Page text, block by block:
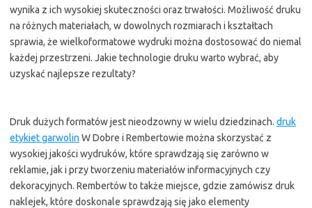
wynika z ich wysokiej skuteczności oraz trwałości. Możliwość druku
na różnych materiałach, w dowolnych rozmiarach i kształtach
sprawia, że wielkoformatowe wydruki można dostosować do niemal
każdej przestrzeni. Jakie technologie druku warto wybrać, aby
uzyskać najlepsze rezultaty?
Druk dużych formatów jest nieodzowny w wielu dziedzinach. druk
etykiet garwolin W Dobre i Rembertowie można skorzystać z
wysokiej jakości wydruków, które sprawdzają się zarówno w
reklamie, jak i przy tworzeniu materiałów informacyjnych czy
dekoracyjnych. Rembertów to także miejsce, gdzie zamówisz druk
naklejek, które doskonale sprawdzają się jako elementy